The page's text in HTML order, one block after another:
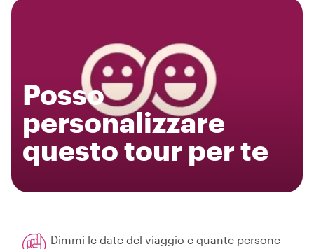
Posso
personalizzare
questo tour per te
Dimmi le date del viaggio e quante persone